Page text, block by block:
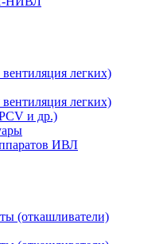
легких)
легких)
и др.)
ИВЛ
(откашливатели)